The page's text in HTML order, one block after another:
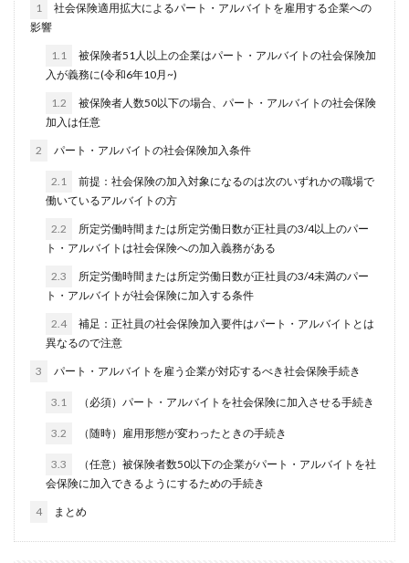
1
社会保険適用拡大によるパート・アルバイトを雇用する企業への
影響
1.1
被保険者51人以上の企業はパート・アルバイトの社会保険加
入が義務に(令和6年10月~)
1.2
被保険者人数50以下の場合、パート・アルバイトの社会保険
加入は任意
2 パート・アルバイトの社会保険加入条件
2.1
前提：社会保険の加入対象になるのは次のいずれかの職場で
働いているアルバイトの方
2.2
所定労働時間または所定労働日数が正社員の3/4以上のパー
ト・アルバイトは社会保険への加入義務がある
2.3
所定労働時間または所定労働日数が正社員の3/4未満のパー
ト・アルバイトが社会保険に加入する条件
2.4
補足：正社員の社会保険加入要件はパート・アルバイトとは
異なるので注意
3 パート・アルバイトを雇う企業が対応するべき社会保険手続き
3.1 （必須）パート・アルバイトを社会保険に加入させる手続き
3.2 （随時）雇用形態が変わったときの手続き
3.3
（任意）被保険者数50以下の企業がパート・アルバイトを社
会保険に加入できるようにするための手続き
4 まとめ